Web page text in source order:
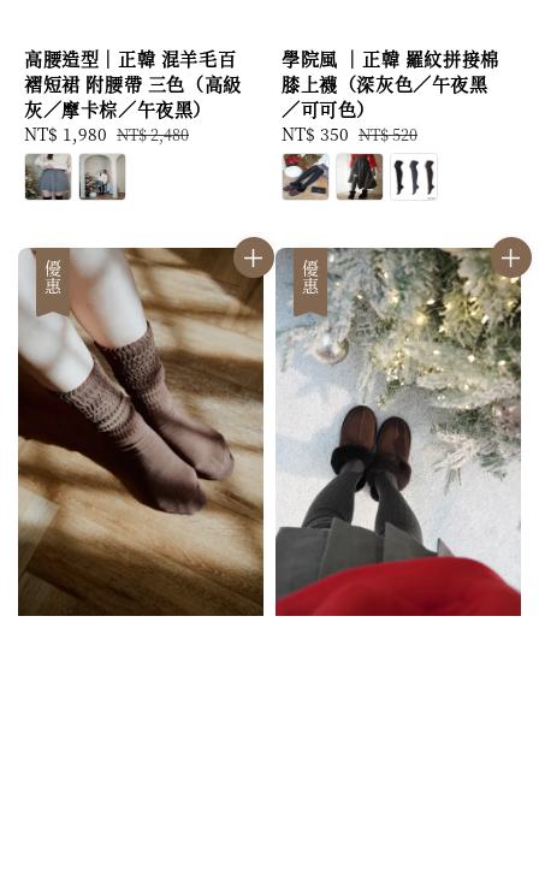
高腰造型｜正韓 混羊毛百
褶短裙 附腰帶 三色（高級
灰／摩卡棕／午夜黑）
Sale
price
NT$ 1,980 Regular
price
NT$ 2,480
學院風 ｜正韓 羅紋拼接棉
膝上襪（深灰色／午夜黑
／可可色）
Sale
price
NT$ 350 Regular
price
NT$ 520
優惠 優惠